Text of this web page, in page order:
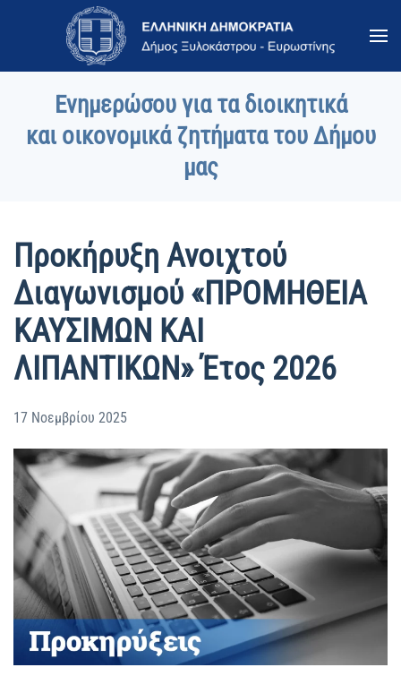
Skip to main content
Ενημερώσου για τα διοικητικά
και οικονομικά ζητήματα του Δήμου
μας
Προκήρυξη Ανοιχτού
Διαγωνισμού «ΠΡΟΜΗΘΕΙΑ
ΚΑΥΣΙΜΩΝ ΚΑΙ
ΛΙΠΑΝΤΙΚΩΝ» Έτος 2026
17 Νοεμβρίου 2025